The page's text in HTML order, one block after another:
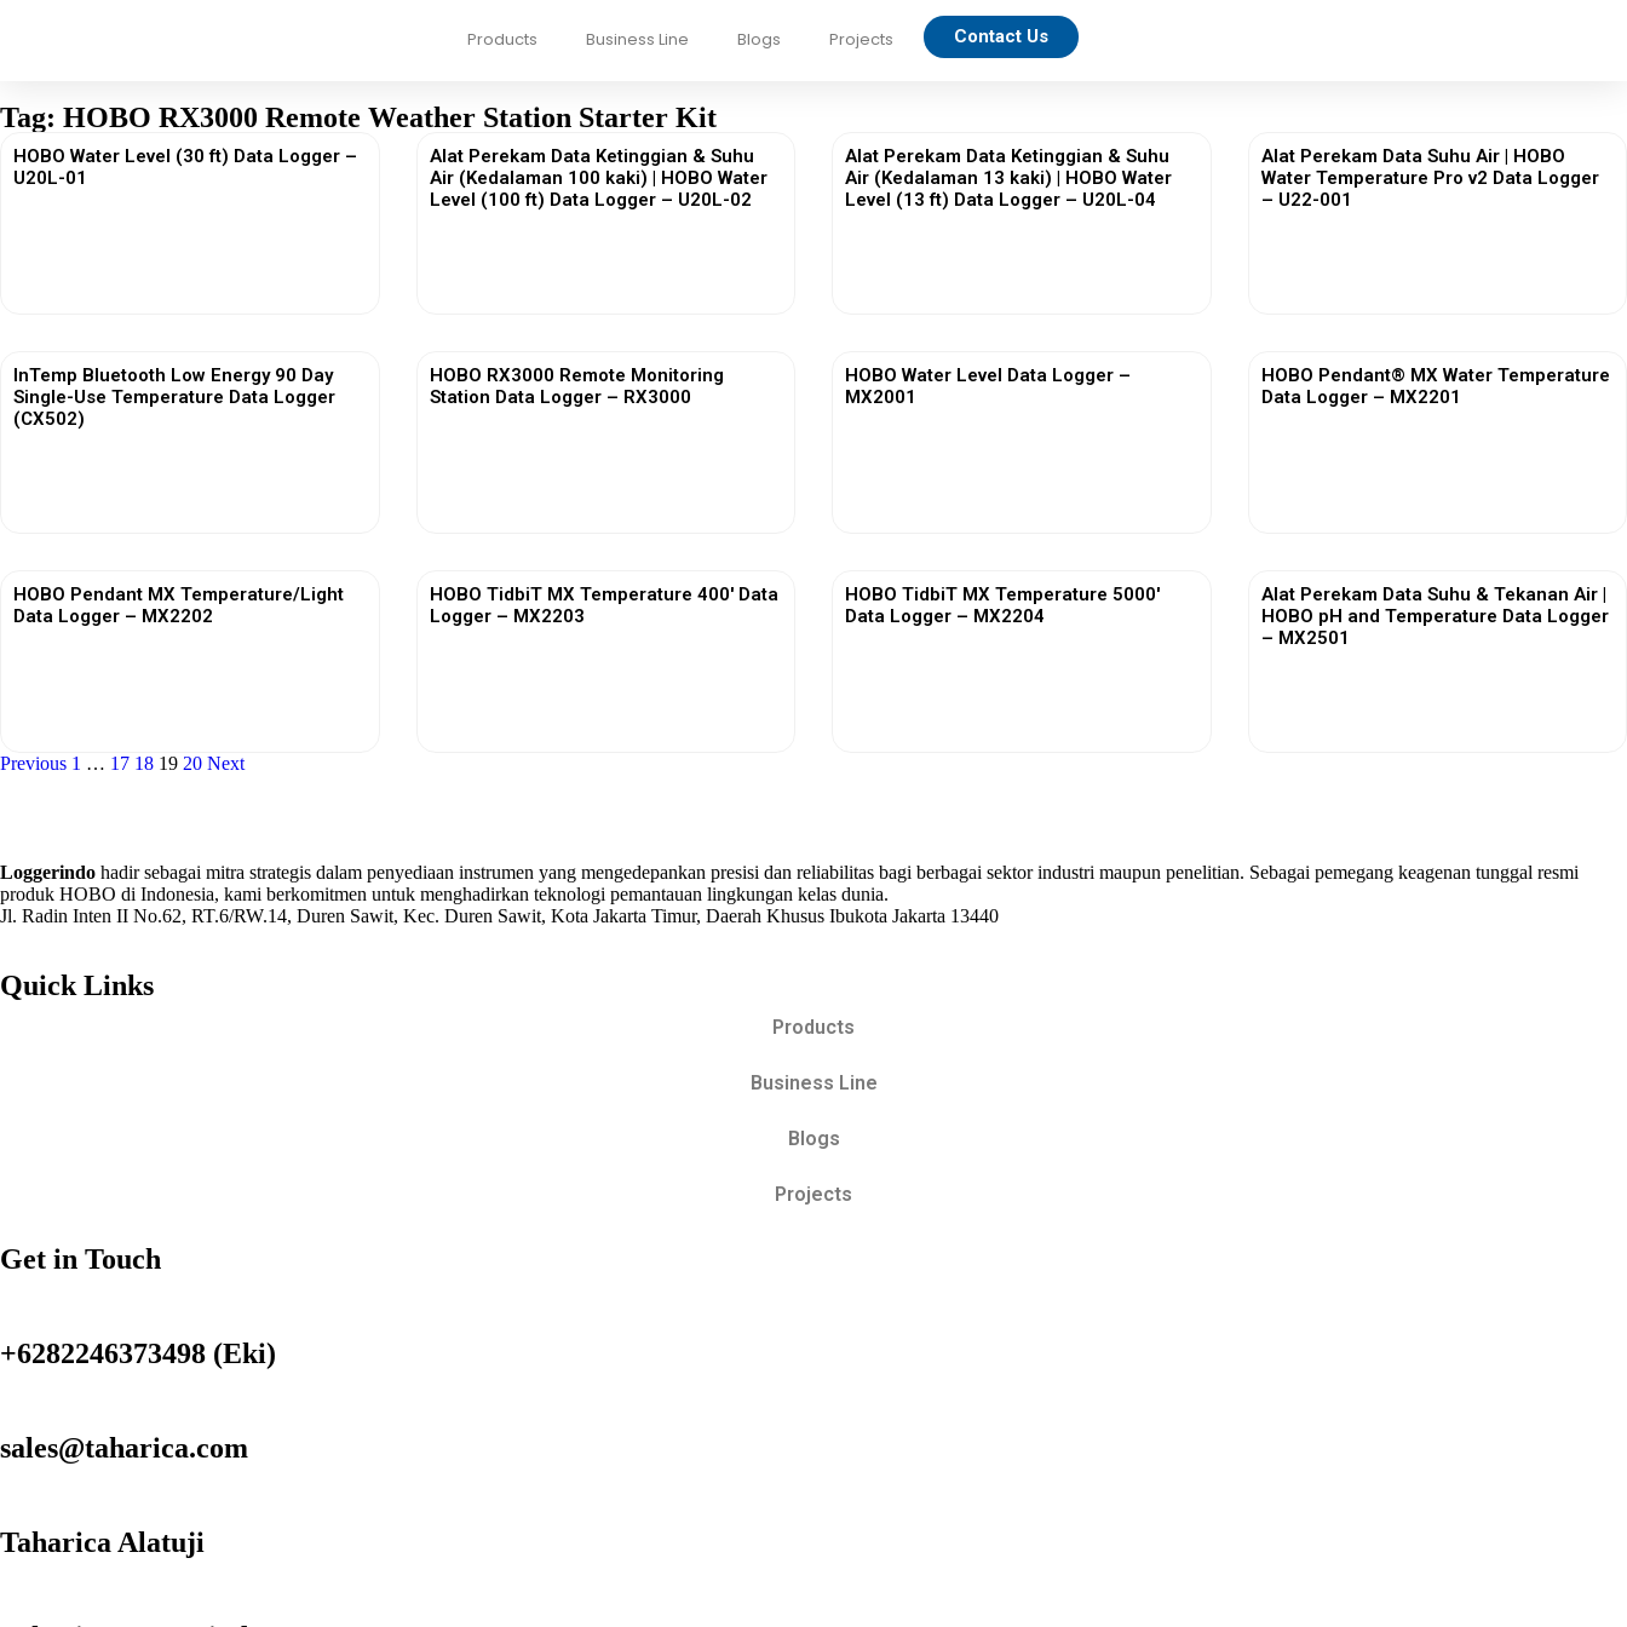
Products Business Line Blogs Projects Contact Us
Tag: HOBO RX3000 Remote Weather Station Starter Kit
HOBO Water Level (30 ft) Data Logger –
U20L-01
Alat Perekam Data Ketinggian & Suhu
Air (Kedalaman 100 kaki) | HOBO Water
Level (100 ft) Data Logger – U20L-02
Alat Perekam Data Ketinggian & Suhu
Air (Kedalaman 13 kaki) | HOBO Water
Level (13 ft) Data Logger – U20L-04
Alat Perekam Data Suhu Air | HOBO
Water Temperature Pro v2 Data Logger
– U22-001
InTemp Bluetooth Low Energy 90 Day
Single-Use Temperature Data Logger
(CX502)
HOBO RX3000 Remote Monitoring
Station Data Logger – RX3000
HOBO Water Level Data Logger –
MX2001
HOBO Pendant® MX Water Temperature
Data Logger – MX2201
HOBO Pendant MX Temperature/Light
Data Logger – MX2202
HOBO TidbiT MX Temperature 400′ Data
Logger – MX2203
HOBO TidbiT MX Temperature 5000′
Data Logger – MX2204
Alat Perekam Data Suhu & Tekanan Air |
HOBO pH and Temperature Data Logger
– MX2501
Previous 1 … 17 18 19 20 Next
Loggerindo hadir sebagai mitra strategis dalam penyediaan instrumen yang mengedepankan presisi dan reliabilitas bagi berbagai sektor industri maupun penelitian. Sebagai pemegang keagenan tunggal resmi
produk HOBO di Indonesia, kami berkomitmen untuk menghadirkan teknologi pemantauan lingkungan kelas dunia.
Jl. Radin Inten II No.62, RT.6/RW.14, Duren Sawit, Kec. Duren Sawit, Kota Jakarta Timur, Daerah Khusus Ibukota Jakarta 13440
Quick Links
Products
Business Line
Blogs
Projects
Get in Touch
+6282246373498 (Eki)
sales@taharica.com
Taharica Alatuji